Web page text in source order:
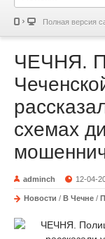
Полная версия
ЧЕЧНЯ.
схемах
adminch 12-04-
Новости / В Чечне /